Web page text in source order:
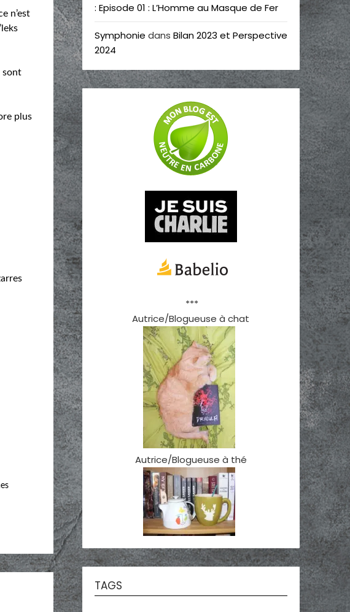
n’est
sont
plus
: Episode 01 : L’Homme au Masque de Fer
Symphonie dans Bilan 2023 et Perspective
2024
***
Autrice/Blogueuse à chat
Autrice/Blogueuse à thé
TAGS